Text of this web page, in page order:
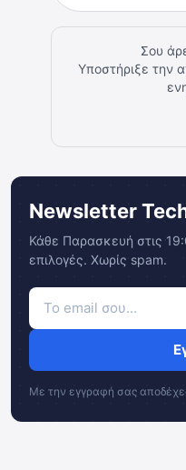
Σου
Υποστήριξε την
Newsletter
Κάθε Παρασκευή στις
επιλογές. Χωρίς spam.
Με την εγγραφή σας